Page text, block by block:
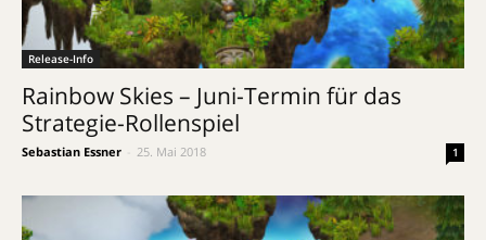
Release-Info
Rainbow Skies – Juni-Termin für das
Strategie-Rollenspiel
Sebastian Essner 25. Mai 2018 1